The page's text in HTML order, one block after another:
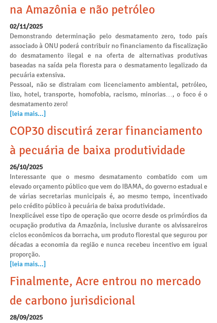
na Amazônia e não petróleo
02/11/2025
Demonstrando determinação pelo desmatamento zero, todo país
associado à ONU poderá contribuir no financiamento da fiscalização
do desmatamento ilegal e na oferta de alternativas produtivas
baseadas na saída pela floresta para o desmatamento legalizado da
pecuária extensiva.
Pessoal, não se distraiam com licenciamento ambiental, petróleo,
lixo, hotel, transporte, homofobia, racismo, minorias…, o foco é o
desmatamento zero!
[leia mais...]
COP30 discutirá zerar financiamento
à pecuária de baixa produtividade
26/10/2025
Interessante que o mesmo desmatamento combatido com um
elevado orçamento público que vem do IBAMA, do governo estadual e
de várias secretarias municipais é, ao mesmo tempo, incentivado
pelo crédito público à pecuária de baixa produtividade.
Inexplicável esse tipo de operação que ocorre desde os primórdios da
ocupação produtiva da Amazônia, inclusive durante os alvissareiros
ciclos econômicos da borracha, um produto florestal que segurou por
décadas a economia da região e nunca recebeu incentivo em igual
proporção.
[leia mais...]
Finalmente, Acre entrou no mercado
de carbono jurisdicional
28/09/2025